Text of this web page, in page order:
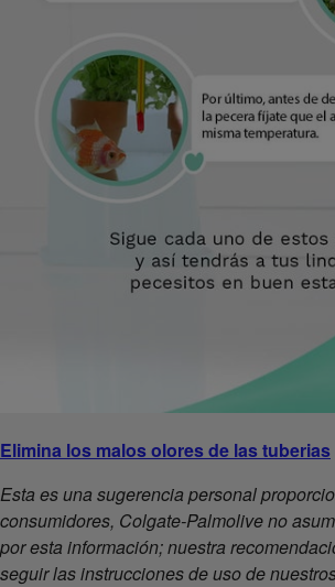
Elimina los malos olores de las tuberias
Esta es una sugerencia personal
consumidores, Colgate-Palmolive no
por esta información; nuestra
seguir las instrucciones de uso de